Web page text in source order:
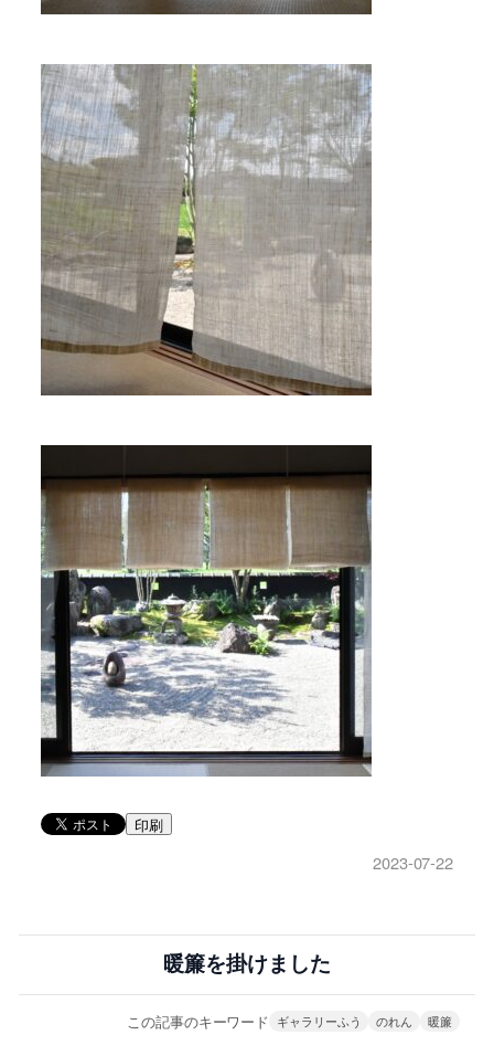
印刷
2023-07-22
暖簾を掛けました
この記事のキーワード ギャラリーふう のれん 暖簾